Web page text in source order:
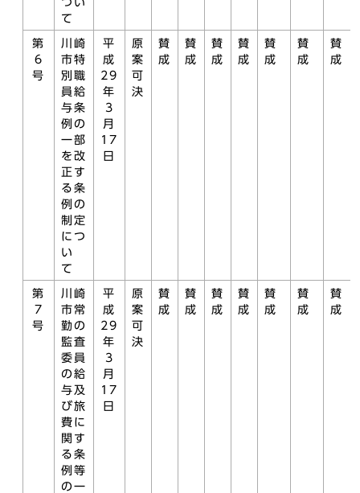
つい
て
第
6
号
川崎
市特
別職
員給
与条
例の
一部
を改
正す
る条
例の
制定
につ
い
て
平
成
29
年
3
月
17
日
原
案
可
決
賛
成
賛
成
賛
成
賛
成
賛
成
賛
成
賛
成
第
7
号
川崎
市常
勤の
監査
委員
の給
与及
び旅
費に
関す
る条
例等
の一
平
成
29
年
3
月
17
日
原
案
可
決
賛
成
賛
成
賛
成
賛
成
賛
成
賛
成
賛
成